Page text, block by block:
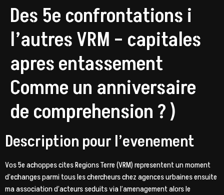
Des 5e confrontations i
l’autres VRM – capitales
apres entassement
Comme un anniversaire
de comprehension ? )
Description pour l’evenement
Vos 5e achoppes cites Regions Terre (VRM) representent un moment
d’echanges parmi tous les chercheurs chez agences urbaines ensuite
ma association d’acteurs seduits via l’amenagement alors le